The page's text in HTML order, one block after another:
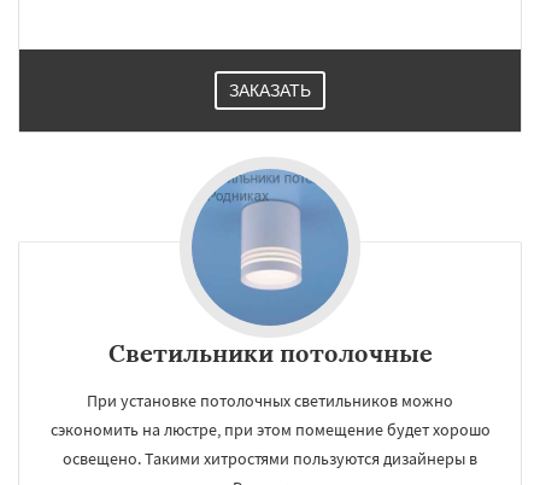
ЗАКАЗАТЬ
Светильники потолочные
При установке потолочных светильников можно
сэкономить на люстре, при этом помещение будет хорошо
освещено. Такими хитростями пользуются дизайнеры в